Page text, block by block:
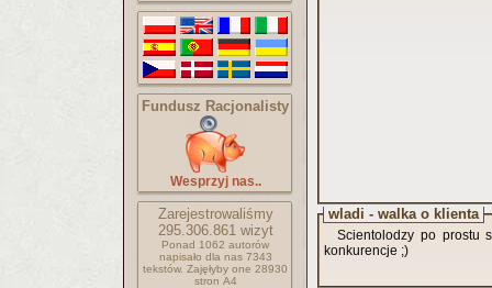
Fundusz Racjonalisty
Wesprzyj nas..
Zarejestrowaliśmy
295.306.861wizyt
Ponad 1062 autorów
napisało dla nas 7343
tekstów. Zajęłyby one 28930
stron A4
wladi - walka o klienta
Scientolodzy po prostu
konkurencje ;)